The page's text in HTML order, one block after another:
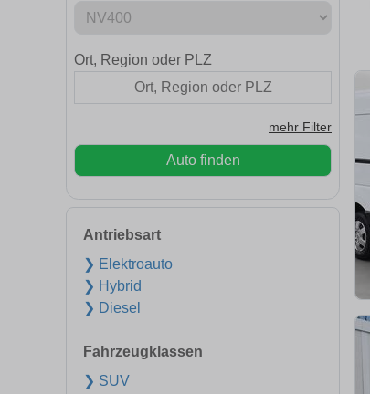
Ort, Region oder PLZ
mehr Filter
Auto finden
Antriebsart
❯ Elektroauto
❯ Hybrid
❯ Diesel
Fahrzeugklassen
❯ SUV